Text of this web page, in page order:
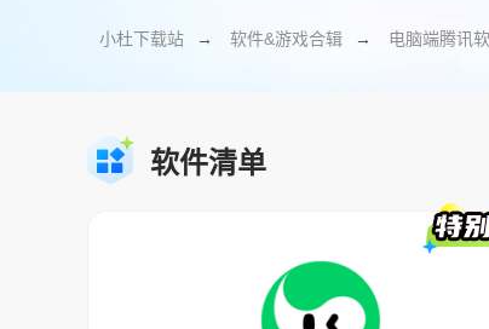
小杜下载站 → 软件&游戏合辑 → 电脑端腾讯
软件清单